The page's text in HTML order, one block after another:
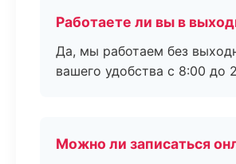
Работаете ли вы в
Да, мы работаем без
вашего удобства с 8:00 до
Можно ли записаться